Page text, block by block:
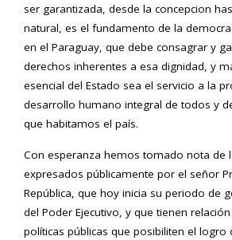
ser garantizada, desde la concepcion
natural, es el fundamento de la
en el Paraguay, que debe consagrar y
derechos inherentes a esa dignidad, y
esencial del Estado sea el servicio a la
desarrollo humano integral de todos y
que habitamos el país.
Con esperanza hemos tomado nota de
expresados públicamente por el señor
República, que hoy inicia su periodo de
del Poder Ejecutivo, y que tienen
políticas públicas que posibiliten el logro